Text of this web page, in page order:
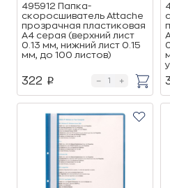
495912 Папка-
скоросшиватель Attache
прозрачная пластиковая
A4 серая (верхний лист
0.13 мм, нижний лист 0.15
мм, до 100 листов)
322 p